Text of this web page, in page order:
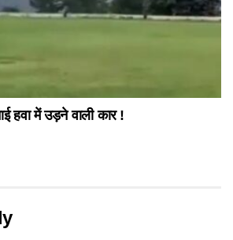
हवा में उड़ने वाली कार !